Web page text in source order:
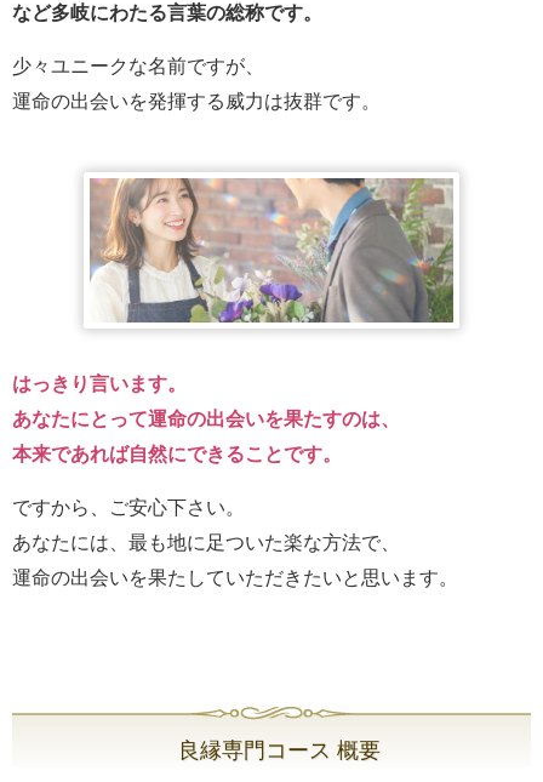
など多岐にわたる言葉の総称です。
少々ユニークな名前ですが、
運命の出会いを発揮する威力は抜群です。
はっきり言います。
あなたにとって運命の出会いを果たすのは、
本来であれば自然にできることです。
ですから、ご安心下さい。
あなたには、最も地に足ついた楽な方法で、
運命の出会いを果たしていただきたいと思います。
良縁専門コース 概要